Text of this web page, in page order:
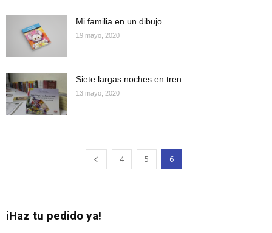
Mi familia en un dibujo
19 mayo, 2020
Siete largas noches en tren
13 mayo, 2020
4 5 6
iHaz tu pedido ya!